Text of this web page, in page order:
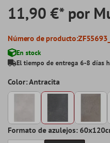
11,90 €* por
Número de producto:
En stock
El tiempo de entrega 6-8 días
Color: Antracita
Formato de azulejos: